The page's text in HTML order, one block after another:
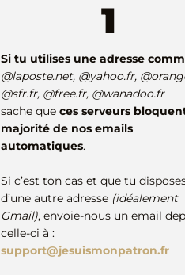
1
Si tu utilises une adresse
@laposte.net, @yahoo.fr,
@sfr.fr, @free.fr, @wanadoo.fr
sache que ces serveurs
majorité de nos emails
automatiques.
Si c’est ton cas et que tu
d’une autre adresse (idéalement
Gmail), envoie-nous un email
celle-ci à :
support@jesuismonpatron.fr